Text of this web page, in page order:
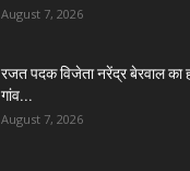
August 7, 2026
रजत पदक विजेता नरेंद्र बेरवाल का
गांव...
August 7, 2026